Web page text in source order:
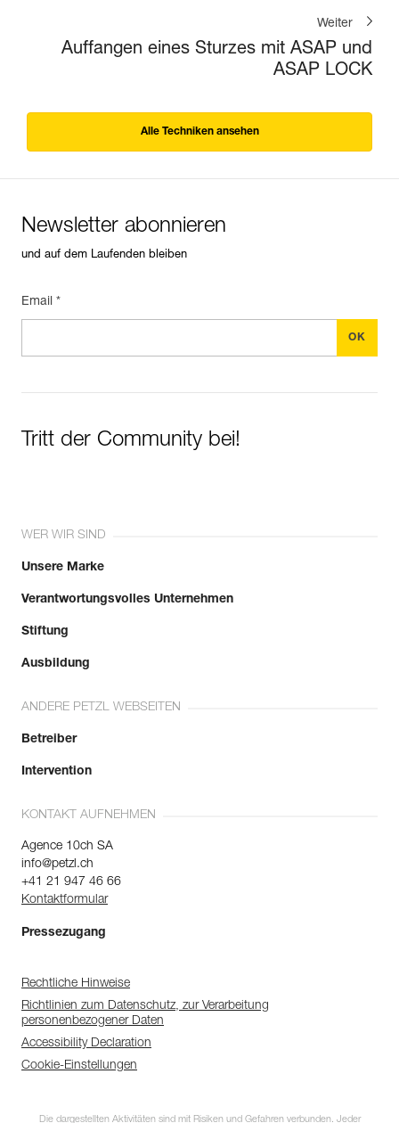
Weiter
Auffangen eines Sturzes mit ASAP und
ASAP LOCK
Alle Techniken ansehen
Newsletter abonnieren
und auf dem Laufenden bleiben
Email *
Tritt der Community bei!
WER WIR SIND
Unsere Marke
Verantwortungsvolles Unternehmen
Stiftung
Ausbildung
ANDERE PETZL WEBSEITEN
Betreiber
Intervention
KONTAKT AUFNEHMEN
Agence 10ch SA
info@petzl.ch
+41 21 947 46 66
Kontaktformular
Pressezugang
Rechtliche Hinweise
Richtlinien zum Datenschutz, zur Verarbeitung
personenbezogener Daten
Accessibility Declaration
Cookie-Einstellungen
Die dargestellten Aktivitäten sind mit Risiken und Gefahren verbunden. Jeder